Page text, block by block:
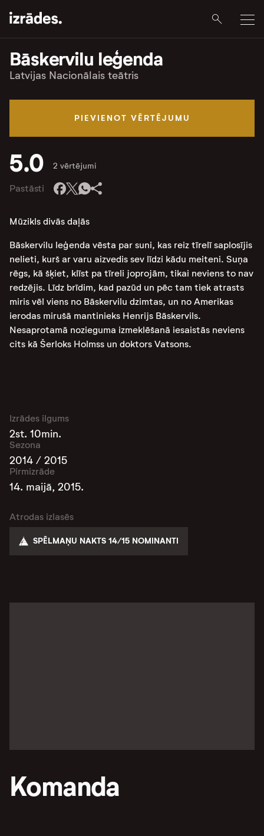
Bāskervilu leģenda
Latvijas Nacionālais teātris
PIEVIENOT VĒRTĒJUMU
5.0 2 vērtējumi
Pastāsti
Mūzikls divās daļās
Bāskervilu leģenda vēsta par suni, kas reiz tīrelī saplosījis
nelieti, kurš ar varu aizvedis sev līdzi kādu meiteni. Suņa
rēgs, kā šķiet, klīst pa tīreli joprojām, tikai neviens to nav
redzējis. Līdz brīdim, kad pazūd un pēc tam tiek atrasts
miris vēl viens no Bāskervilu dzimtas, un no Amerikas
ierodas mirušā mantinieks Henrijs Bāskervils.
Nesaprotamā nozieguma izmeklēšanā iesaistās neviens
cits kā Šerloks Holmss un doktors Vatsons.
Izrādes ilgums
2st. 10min.
Sezona
2014 / 2015
Pirmizrāde
14. maijā, 2015.
Atrodas izlasēs
SPĒLMAŅU NAKTS 14/15 NOMINANTI
Komanda